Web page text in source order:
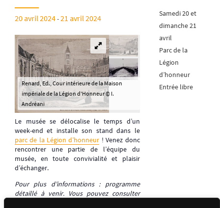
20 avril 2024-21 avril 2024
Renard, Ed., Cour intérieure de la Maison
impériale de la Légion d'Honneur © I.
Andréani
Le musée se délocalise le temps d’un
week-end et installe son stand dans le
parc de la Légion d’honneur ! Venez donc
rencontrer une partie de l’équipe du
musée, en toute convivialité et plaisir
d’échanger.
Pour plus d’informations : programme
détaillé à venir. Vous pouvez consulter
Samedi 20 et
dimanche 21
avril
Parc de la
Légion
d’honneur
Entrée libre